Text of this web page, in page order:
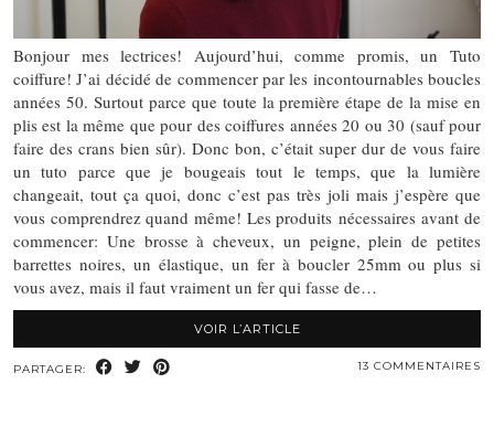
Bonjour mes lectrices! Aujourd’hui, comme promis, un Tuto
coiffure! J’ai décidé de commencer par les incontournables boucles
années 50. Surtout parce que toute la première étape de la mise en
plis est la même que pour des coiffures années 20 ou 30 (sauf pour
faire des crans bien sûr). Donc bon, c’était super dur de vous faire
un tuto parce que je bougeais tout le temps, que la lumière
changeait, tout ça quoi, donc c’est pas très joli mais j’espère que
vous comprendrez quand même! Les produits nécessaires avant de
commencer: Une brosse à cheveux, un peigne, plein de petites
barrettes noires, un élastique, un fer à boucler 25mm ou plus si
vous avez, mais il faut vraiment un fer qui fasse de…
VOIR L’ARTICLE
PARTAGER: 13 COMMENTAIRES